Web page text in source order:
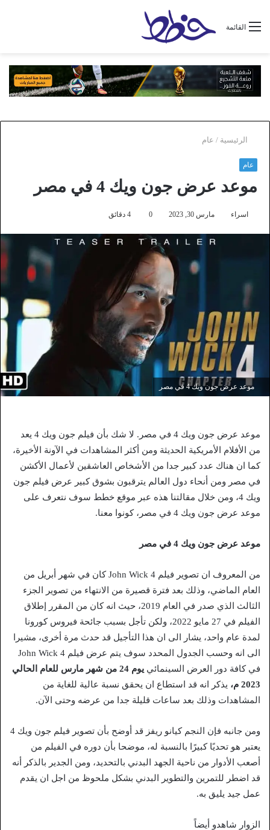
القائمة
الرئيسية / عام
عام
موعد عرض جون ويك 4 في مصر
اسراء مارس 30, 2023 0
موعد عرض جون ويك 4 في مصر
موعد عرض جون ويك 4 في مصر. لا شك بأن فيلم جون ويك 4 يعد
من الأفلام الأمريكية الحديثة ومن أكثر المشاهدات في الآونة الأخيرة،
كما ان هناك عدد كبير جدا من الأشخاص العاشقين لأعمال الأكشن
في مصر ومن أنحاء دول العالم يترقبون بشوق كبير عرض فيلم جون
ويك 4، ومن خلال مقالتنا هذه عبر موقع خطط سوف نتعرف على
موعد عرض جون ويك 4 في مصر، كونوا معنا.
موعد عرض جون ويك 4 في مصر
من المعروف ان تصوير فيلم John Wick 4 كان في شهر أبريل من
العام الماضي، وذلك بعد فترة قصيرة من الانتهاء من تصوير الجزء
الثالث الذي صدر في العام 2019، حيث انه كان من المقرر إطلاق
الفيلم في 27 مايو 2022، ولكن تأجل بسبب جائحة فيروس كورونا
لمدة عام واحد، يشار الى ان هذا التأجيل قد حدث مرة أخرى، مشيرا
الى انه وحسب الجدول المحدد سوف يتم عرض فيلم John Wick 4
في كافة دور العرض السينمائي
يوم 24 من شهر مارس للعام الحالي
2023 م،
يذكر انه قد استطاع ان يحقق نسبة عالية للغاية من
المشاهدات وذلك بعد ساعات قليلة جدا من عرضه وحتى الآن.
ومن جانبه فإن النجم كيانو ريفز قد أوضح بأن تصوير فيلم جون ويك 4
يعتبر هو تحديًا كبيرًا بالنسبة له، موضحا بأن دوره في الفيلم من
أصعب الأدوار من ناحية الجهد البدني بالتحديد، ومن الجدير بالذكر أنه
قد اضطر للتمرين والتطوير البدني بشكل ملحوظ من اجل ان يقدم
عمل جيد يليق به.
الزوار شاهدو أيضاً